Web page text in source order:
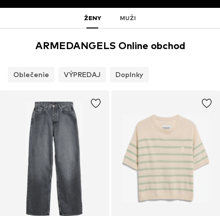
ŽENY MUŽI
ARMEDANGELS Online obchod
Oblečenie VÝPREDAJ Doplnky